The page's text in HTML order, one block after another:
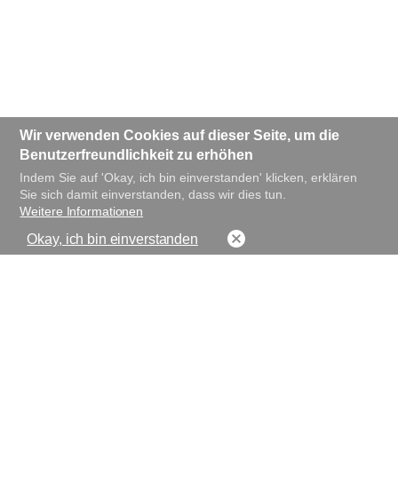
Wir verwenden Cookies auf dieser Seite, um die
Benutzerfreundlichkeit zu erhöhen
Indem Sie auf 'Okay, ich bin einverstanden' klicken, erklären
Sie sich damit einverstanden, dass wir dies tun.
Weitere Informationen
Okay, ich bin einverstanden